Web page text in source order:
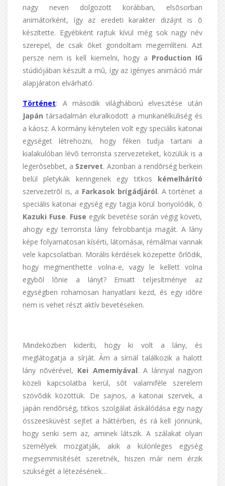
nagy neven dolgozott korábban, elsõsorban
animátorként, így az eredeti karakter dizájnt is õ
készítette. Egyébként rajtuk kívül még sok nagy név
szerepel, de csak õket gondoltam megemlíteni. Azt
persze nem is kell kiemelni, hogy a Production IG
stúdiójában készült a mû, így az igényes animáció már
alapjáraton elvárható.
Történet: A második világháború elvesztése után
Japán társadalmán eluralkodott a munkanélküliség és
a káosz. A kormány kénytelen volt egy speciális katonai
egységet létrehozni, hogy féken tudja tartani a
kialakulóban lévõ terrorista szervezeteket, közülük is a
legerõsebbet, a Szervet. Azonban a rendõrség berkein
belül pletykák keringenek egy titkos kémelhárító
szervezetrõl is, a Farkasok brigádjáról. A történet a
speciális katonai egység egy tagja körül bonyolódik, õ
Kazuki Fuse. Fuse egyik bevetése során végig követi,
ahogy egy terrorista lány felrobbantja magát. A lány
képe folyamatosan kísérti, látomásai, rémálmai vannak
vele kapcsolatban. Morális kérdések közepette õrlõdik,
hogy megmenthette volna-e, vagy le kellett volna
egybõl lõnie a lányt? Emiatt teljesítménye az
egységben rohamosan hanyatlani kezd, és egy idõre
nem is vehet részt aktív bevetéseken.
Mindeközben kideríti, hogy ki volt a lány, és
meglátogatja a sírját. Ám a sírnál találkozik a halott
lány nõvérével, Kei Amemiyával. A lánnyal nagyon
közeli kapcsolatba kerül, sõt valamiféle szerelem
szövõdik közöttük. De sajnos, a katonai szervek, a
japán rendõrség, titkos szolgálat áskálódása egy nagy
összeesküvést sejtet a háttérben, és rá kell jönnünk,
hogy senki sem az, aminek látszik. A szálakat olyan
személyek mozgatják, akik a különleges egység
megsemmisítését szeretnék, hiszen már nem érzik
szükségét a létezésének…